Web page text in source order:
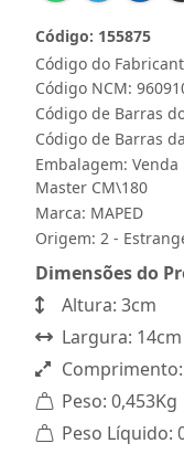
Código do
Código: 155875
Código NCM:
Código de Barras
Código de Barras
Embalagem: Venda
Master CM\180
Marca: MAPED
Origem: 2 -
Dimensões do
Altura: 3cm
Largura: 14cm
Peso: 0,453Kg
Peso Líquido: